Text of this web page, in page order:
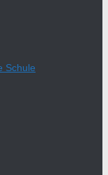
Schule